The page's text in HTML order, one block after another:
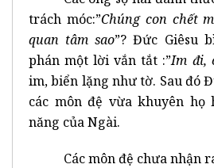
trách móc:”Chúng con chết
quan tâm sao”? Đức Giêsu
phán một lời vắn tắt :”Im đi,
im, biển lặng như tờ. Sau đó
các môn đệ vừa khuyên họ
năng của Ngài.
Các môn đệ chưa nhận